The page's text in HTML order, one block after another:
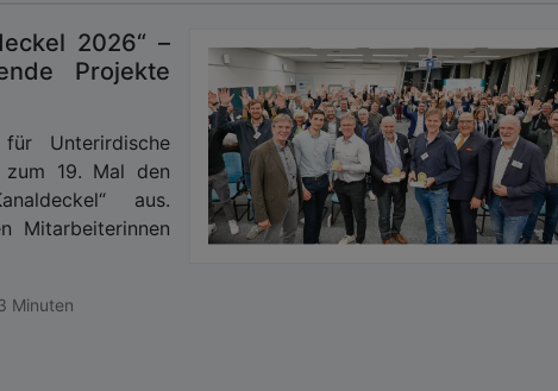
Newsletter mit Link zur kostenlosen PDF
Ausgabe der Kommunalwirtschaft!
2026“ –
Projekte
Unterirdische
19. Mal den
aus.
Mitarbeiterinnen
Minuten